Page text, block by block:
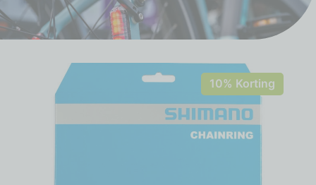
10% Korting